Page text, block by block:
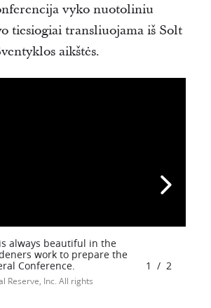
vyko nuotoliniu
tiesiogiai transliuojama iš Solt
aikštės.
always beautiful in the
work to prepare the
Conference.
Reserve, Inc. All rights
1 / 2